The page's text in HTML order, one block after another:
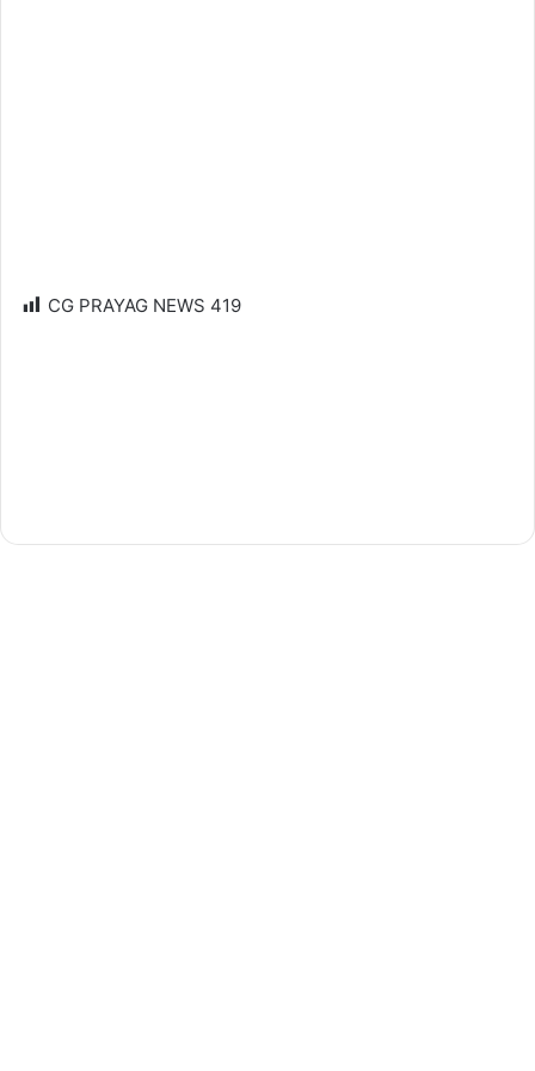
CG PRAYAG NEWS 419